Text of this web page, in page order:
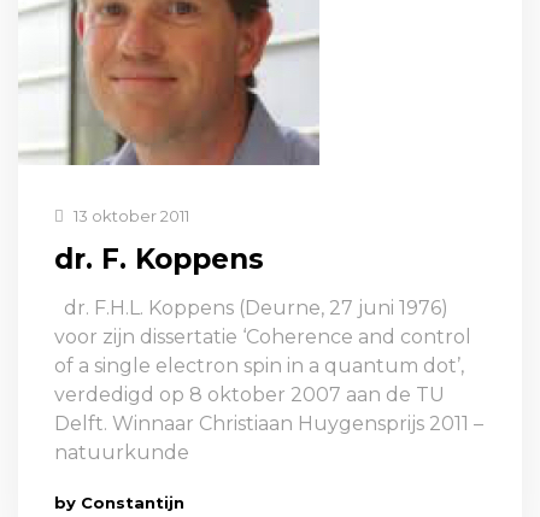
13 oktober 2011
dr. F. Koppens
dr. F.H.L. Koppens (Deurne, 27 juni 1976)
voor zijn dissertatie ‘Coherence and control
of a single electron spin in a quantum dot’,
verdedigd op 8 oktober 2007 aan de TU
Delft. Winnaar Christiaan Huygensprijs 2011 –
natuurkunde
by Constantijn